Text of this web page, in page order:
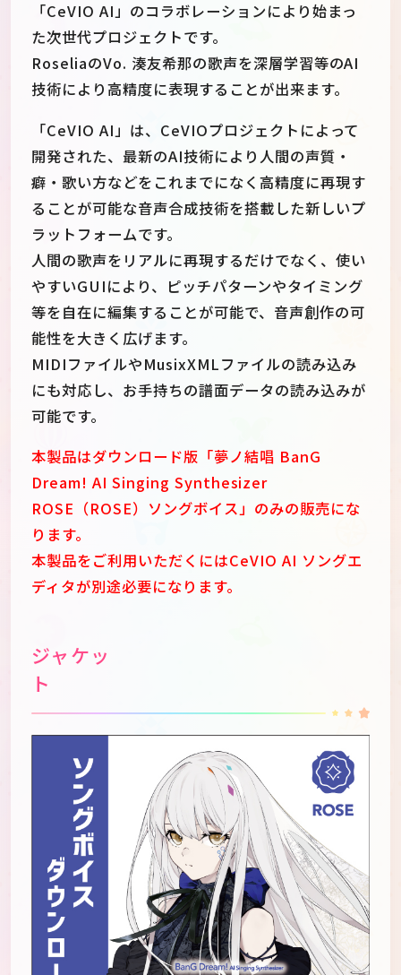
「CeVIO AI」のコラボレーションにより始まっ
た次世代プロジェクトです。
RoseliaのVo. 湊友希那の歌声を深層学習等のAI
技術により高精度に表現することが出来ます。
「CeVIO AI」は、CeVIOプロジェクトによって
開発された、最新のAI技術により人間の声質・
癖・歌い方などをこれまでになく高精度に再現す
ることが可能な音声合成技術を搭載した新しいプ
ラットフォームです。
人間の歌声をリアルに再現するだけでなく、使い
やすいGUIにより、ピッチパターンやタイミング
等を自在に編集することが可能で、音声創作の可
能性を大きく広げます。
MIDIファイルやMusixXMLファイルの読み込み
にも対応し、お手持ちの譜面データの読み込みが
可能です。
本製品はダウンロード版「夢ノ結唱 BanG
Dream! AI Singing Synthesizer
ROSE（ROSE）ソングボイス」のみの販売にな
ります。
本製品をご利用いただくにはCeVIO AI ソングエ
ディタが別途必要になります。
ジャケッ
ト